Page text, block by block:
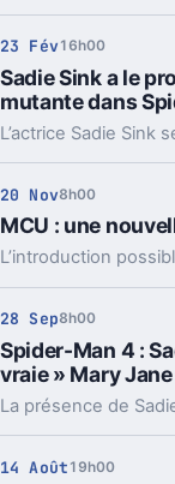
23 Fév16h00
Sadie Sink a le
mutante dans
20 Nov8h00
MCU : une
28 Sep8h00
Spider-Man 4 :
vraie » Mary Jane
14 Août 19h00